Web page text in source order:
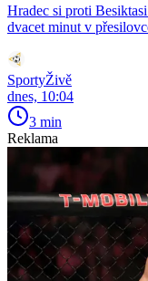
Hradec si proti
dvacet minut v
SportyŽivě
dnes, 10:04
3 min
Reklama